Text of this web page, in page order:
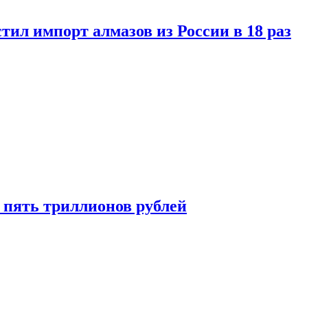
импорт алмазов из России в 18 раз
триллионов рублей